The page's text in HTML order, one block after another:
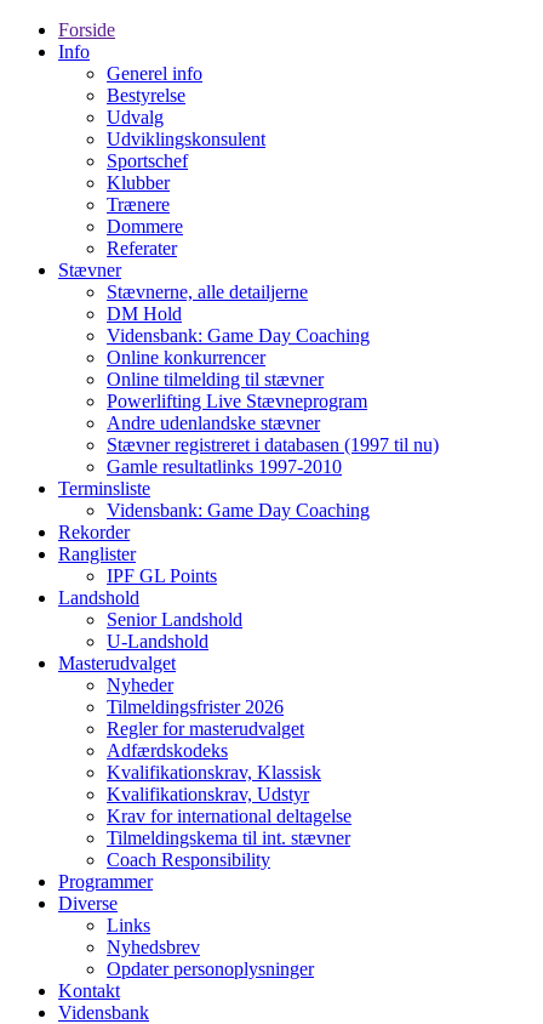
Forside
Info
Generel info
Bestyrelse
Udvalg
Udviklingskonsulent
Sportschef
Klubber
Trænere
Dommere
Referater
Stævner
Stævnerne, alle detailjerne
DM Hold
Vidensbank: Game Day Coaching
Online konkurrencer
Online tilmelding til stævner
Powerlifting Live Stævneprogram
Andre udenlandske stævner
Stævner registreret i databasen (1997 til nu)
Gamle resultatlinks 1997-2010
Terminsliste
Vidensbank: Game Day Coaching
Rekorder
Ranglister
IPF GL Points
Landshold
Senior Landshold
U-Landshold
Masterudvalget
Nyheder
Tilmeldingsfrister 2026
Regler for masterudvalget
Adfærdskodeks
Kvalifikationskrav, Klassisk
Kvalifikationskrav, Udstyr
Krav for international deltagelse
Tilmeldingskema til int. stævner
Coach Responsibility
Programmer
Diverse
Links
Nyhedsbrev
Opdater personoplysninger
Kontakt
Vidensbank